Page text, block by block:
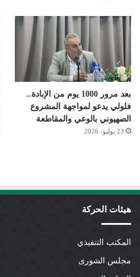
بعد مرور 1000 يوم من الإبادة..
فلولي يدعو لمواجهة المشروع
الصهيوني بالوعي والمقاطعة
23 يوليو، 2026
هيئات الحركة
المكتب التنفيذي
مجلس الشورى